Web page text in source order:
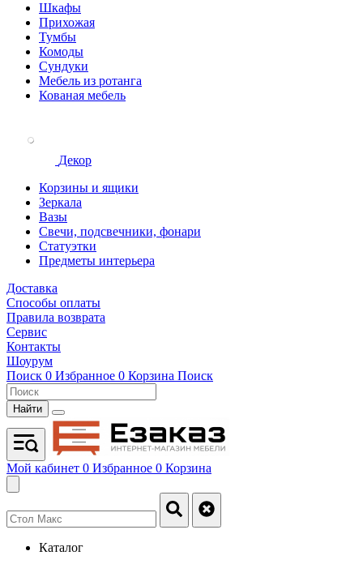
Шкафы
Прихожая
Тумбы
Комоды
Сундуки
Мебель из ротанга
Кованая мебель
Декор
Корзины и ящики
Зеркала
Вазы
Свечи, подсвечники, фонари
Статуэтки
Предметы интерьера
Доставка
Способы оплаты
Правила возврата
Сервис
Контакты
Шоурум
Поиск 0 Избранное 0 Корзина Поиск
Найти
Мой кабинет 0 Избранное 0 Корзина
Каталог